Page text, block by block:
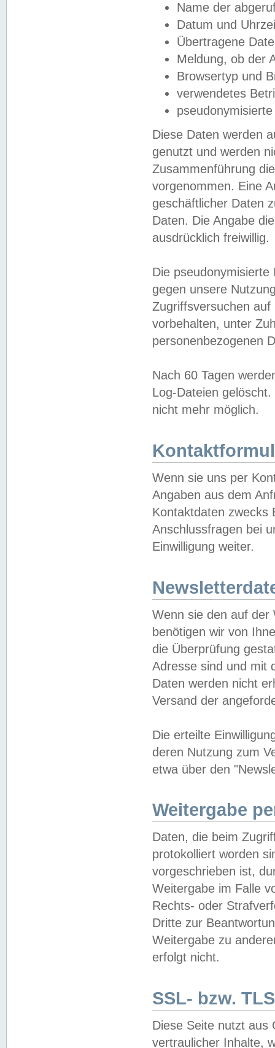
Name der
Datum und
Übertragene
Meldung, ob der
Browsertyp und
verwendetes
Diese Daten werden
genutzt und werden
Zusammenführung
vorgenommen. Eine
geschäftlicher Daten
Daten. Die Angabe
ausdrücklich freiwillig.
Die
gegen unsere
Zugriffsversuchen
vorbehalten, unter
personenbezogenen
Nach 60 Tagen
Log-Dateien
nicht mehr möglich.
Wenn sie uns per
Angaben aus dem
Kontaktdaten zwecks
Anschlussfragen bei
Einwilligung weiter.
Wenn sie den auf der
benötigen wir von
die Überprüfung
Adresse sind und mit
Daten werden nicht
Versand der
Die erteilte
deren Nutzung zum
etwa über den
Weitergabe
Daten, die beim
protokolliert worden
vorgeschrieben ist,
Weitergabe im Falle
Rechts- oder
Dritte zur
Weitergabe zu
erfolgt nicht.
SSL- bzw.
Diese Seite nutzt aus
vertraulicher Inhalte,